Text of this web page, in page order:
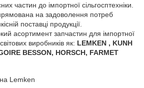
частин до імпортної сільгосптехніки.
на задоволення потреб
поставці продукції.
асортимент запчастин для імпортної
виробників як: LEMKEN , KUNH
BESSON, HORSCH, FARMET
Lemken